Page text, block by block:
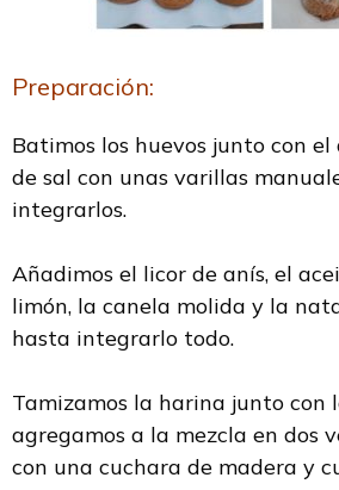
Preparación:
Batimos los huevos junto con
de sal con unas varillas
integrarlos.
Añadimos el licor de anís, el
limón, la canela molida y la
hasta integrarlo todo.
Tamizamos la harina junto con
agregamos a la mezcla en dos
con una cuchara de madera y